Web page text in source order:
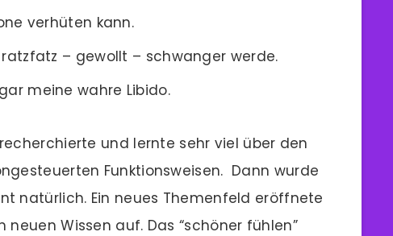
verhüten kann.
– gewollt – schwanger werde.
meine wahre Libido.
und lernte sehr viel über den
Funktionsweisen. Dann wurde
natürlich. Ein neues Themenfeld eröffnete
Wissen auf. Das “schöner fühlen”